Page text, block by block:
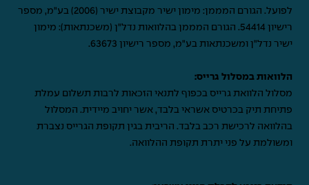
לפועל. הגורם המממן: מימון ישיר מקבוצת ישיר (2006) בע"מ, מספר
רישיון 54414. הגורם המממן בהלוואות נדל"ן (משכנתאות): מימון
ישיר נדל"ן ומשכנתאות בע"מ, מספר רישיון 63673.
הלוואות במסלול גרייס:
מסלול הלוואת גרייס בכפוף לתנאי הזכאות לרבות תשלום עמלת
פתיחת תיק בכרטיס אשראי בלבד, אשר יחויב מיידית. המסלול
בהלוואה לרכישת רכב בלבד. הריבית בגין תקופת הגרייס נצברת
ומשולמת על פני יתרת תקופת ההלוואה.